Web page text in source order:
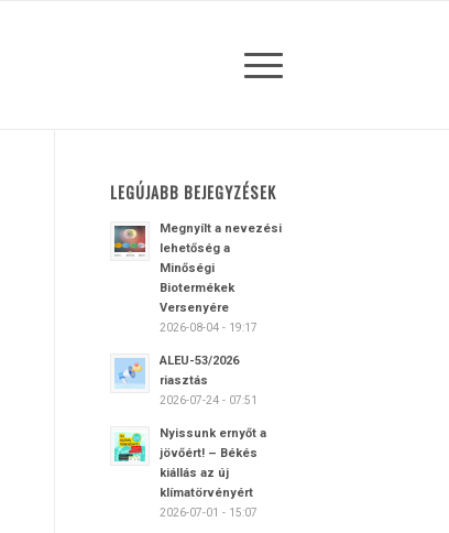
LEGÚJABB BEJEGYZÉSEK
Megnyílt a nevezési
lehetőség a
Minőségi
Biotermékek
Versenyére
2026-08-04 - 19:17
ALEU-53/2026
riasztás
2026-07-24 - 07:51
Nyissunk ernyőt a
jövőért! – Békés
kiállás az új
klímatörvényért
2026-07-01 - 15:07